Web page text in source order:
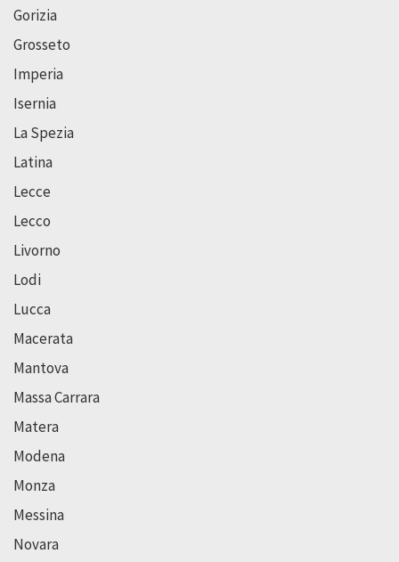
Gorizia
Grosseto
Imperia
Isernia
La Spezia
Latina
Lecce
Lecco
Livorno
Lodi
Lucca
Macerata
Mantova
Massa Carrara
Matera
Modena
Monza
Messina
Novara